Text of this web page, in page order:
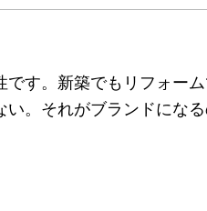
す。新築でもリフォー
。それがブランドになる